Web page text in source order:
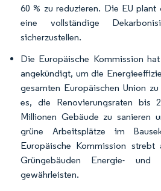
60 % zu reduzieren. Die EU plant
eine vollständige
sicherzustellen.
Die Europäische Kommission
angekündigt, um die
gesamten Europäischen Union
es, die Renovierungsraten bis
Millionen Gebäude zu sanieren
grüne Arbeitsplätze im
Europäische Kommission
Grüngebäuden Energie- und
gewährleisten.